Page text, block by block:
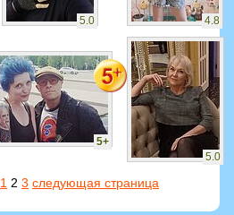
5.0 4.8
5+
5.0
1 2 3 следующая страница